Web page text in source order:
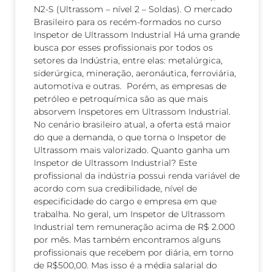
N2-S (Ultrassom – nível 2 – Soldas). O mercado
Brasileiro para os recém-formados no curso
Inspetor de Ultrassom Industrial Há uma grande
busca por esses profissionais por todos os
setores da Indústria, entre elas: metalúrgica,
siderúrgica, mineração, aeronáutica, ferroviária,
automotiva e outras. Porém, as empresas de
petróleo e petroquímica são as que mais
absorvem Inspetores em Ultrassom Industrial.
No cenário brasileiro atual, a oferta está maior
do que a demanda, o que torna o Inspetor de
Ultrassom mais valorizado. Quanto ganha um
Inspetor de Ultrassom Industrial? Este
profissional da indústria possui renda variável de
acordo com sua credibilidade, nível de
especificidade do cargo e empresa em que
trabalha. No geral, um Inspetor de Ultrassom
Industrial tem remuneração acima de R$ 2.000
por mês. Mas também encontramos alguns
profissionais que recebem por diária, em torno
de R$500,00. Mas isso é a média salarial do